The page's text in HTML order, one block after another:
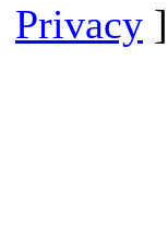
Privacy ]